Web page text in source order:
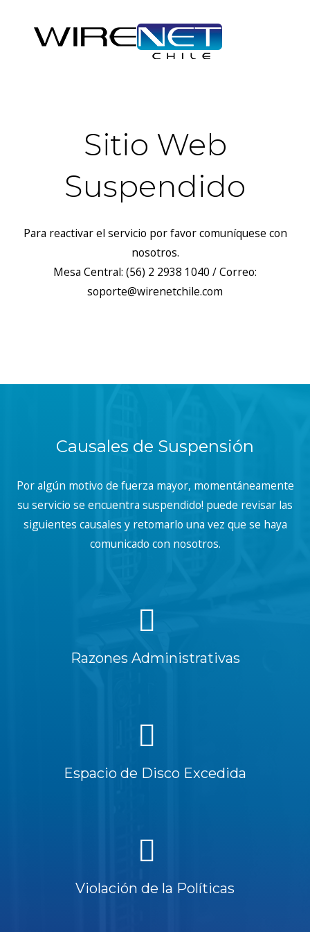
Sitio Web
Suspendido
Para reactivar el servicio por favor comuníquese con
nosotros.
Mesa Central: (56) 2 2938 1040 / Correo:
soporte@wirenetchile.com
Causales de Suspensión
Por algún motivo de fuerza mayor, momentáneamente
su servicio se encuentra suspendido! puede revisar las
siguientes causales y retomarlo una vez que se haya
comunicado con nosotros.
Razones Administrativas
Espacio de Disco Excedida
Violación de la Políticas